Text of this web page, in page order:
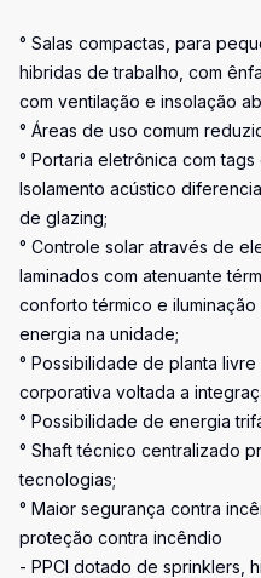
° Salas compactas, para
hibridas de trabalho, com
com ventilação e insolação
° Áreas de uso comum
° Portaria eletrônica com
Isolamento acústico
de glazing;
° Controle solar através de
laminados com atenuante
conforto térmico e
energia na unidade;
° Possibilidade de planta
corporativa voltada a
° Possibilidade de energia
° Shaft técnico centralizado
tecnologias;
° Maior segurança contra
proteção contra incêndio
- PPCI dotado de sprinklers,